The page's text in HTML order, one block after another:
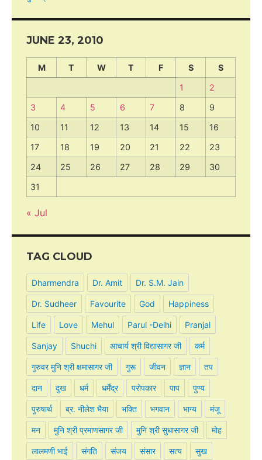
JUNE 23, 2010
M T W T F S
S
1
2
3
4 5 6 7 8
9
10
11 12 13 14 15
16
17
18 19 20 21 22
23
24
25 26 27 28 29
30
31
« Jul
TAG CLOUD
Dharmendra Dr. Amit Dr. S.M. Jain
Dr. Sudheer Favourite God Happiness
Life Love Mehul Parul -Delhi Pranjal
Sanjay Shuchi आचार्य श्री विद्यासागर जी कर्म
गुरुवर मुनि श्री क्षमासागर जी गुरू जीवन ज्ञान तप
दान दुख धर्म धर्मेंद्र परोपकार पाप पुण्य
पुरुषार्थ ब्र. नीलेश भैया भक्ति भगवान भाग्य मंजू
मन मुनि श्री प्रमाणसागर जी मुनि श्री सुधासागर जी मोह
लालमणी भाई संगति संजय संसार सत्य सुख